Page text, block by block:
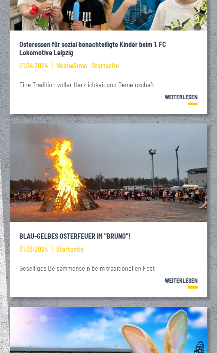
Osteressen für sozial benachteiligte Kinder beim 1. FC
Lokomotive Leipzig
01.04.2024
Nestwärme Startseite
Eine Tradition voller Herzlichkeit und Gemeinschaft
WEITERLESEN
BLAU-GELBES OSTERFEUER IM "BRUNO"!
31.03.2024
Startseite
Geselliges Beisammensein beim traditionellen Fest
WEITERLESEN